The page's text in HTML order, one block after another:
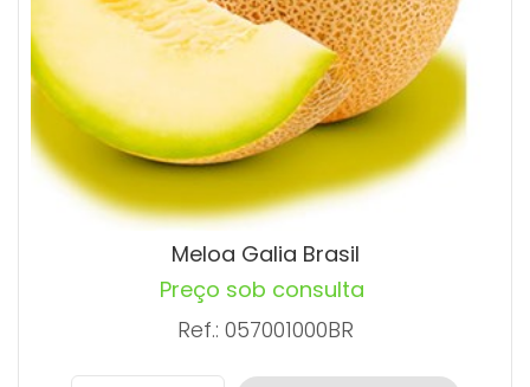
Meloa Galia Brasil
Preço sob consulta
Ref.: 057001000BR